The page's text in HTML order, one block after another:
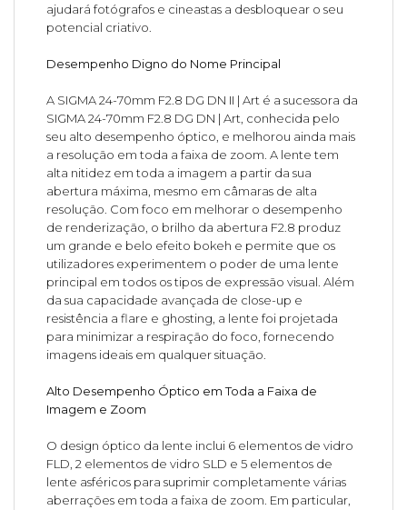
ajudará fotógrafos e cineastas a desbloquear o seu
potencial criativo.
Desempenho Digno do Nome Principal
A SIGMA 24-70mm F2.8 DG DN II | Art é a sucessora da
SIGMA 24-70mm F2.8 DG DN | Art, conhecida pelo
seu alto desempenho óptico, e melhorou ainda mais
a resolução em toda a faixa de zoom. A lente tem
alta nitidez em toda a imagem a partir da sua
abertura máxima, mesmo em câmaras de alta
resolução. Com foco em melhorar o desempenho
de renderização, o brilho da abertura F2.8 produz
um grande e belo efeito bokeh e permite que os
utilizadores experimentem o poder de uma lente
principal em todos os tipos de expressão visual. Além
da sua capacidade avançada de close-up e
resistência a flare e ghosting, a lente foi projetada
para minimizar a respiração do foco, fornecendo
imagens ideais em qualquer situação.
Alto Desempenho Óptico em Toda a Faixa de
Imagem e Zoom
O design óptico da lente inclui 6 elementos de vidro
FLD, 2 elementos de vidro SLD e 5 elementos de
lente asféricos para suprimir completamente várias
aberrações em toda a faixa de zoom. Em particular,